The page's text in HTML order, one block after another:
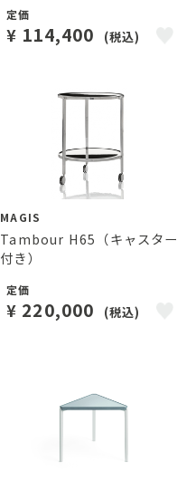
定価
¥ 114,400 (税込)
MAGIS
Tambour H65（キャスター
付き）
定価
¥ 220,000 (税込)